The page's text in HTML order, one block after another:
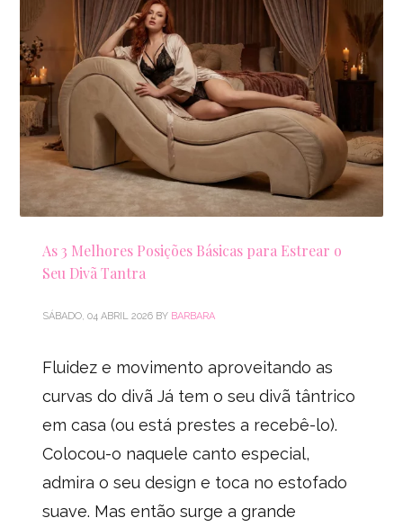
As 3 Melhores Posições Básicas para Estrear o
Seu Divã Tantra
SÁBADO, 04 ABRIL 2026 BY BARBARA
Fluidez e movimento aproveitando as
curvas do divã Já tem o seu divã tântrico
em casa (ou está prestes a recebê-lo).
Colocou-o naquele canto especial,
admira o seu design e toca no estofado
suave. Mas então surge a grande